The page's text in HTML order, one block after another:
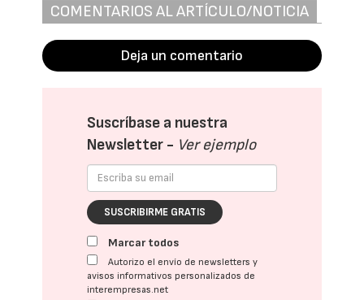
COMENTARIOS AL ARTÍCULO/NOTICIA
Deja un comentario
Suscríbase a nuestra
Newsletter - Ver ejemplo
SUSCRIBIRME GRATIS
Marcar todos
Autorizo el envío de newsletters y
avisos informativos personalizados de
interempresas.net